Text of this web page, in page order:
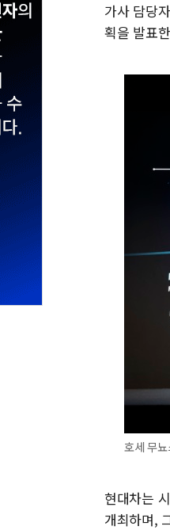
가사 담당
획을 발표
호세 무
현대차는
개최하며,